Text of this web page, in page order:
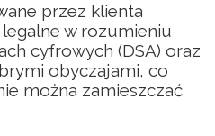
przez klienta
w rozumieniu
cyfrowych (DSA) oraz
obyczajami, co
można zamieszczać